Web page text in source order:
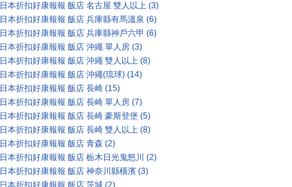
日本折扣好康報報 飯店 名古屋 雙人以上 (3)
日本折扣好康報報 飯店 兵庫縣有馬溫泉 (6)
日本折扣好康報報 飯店 兵庫縣神戶六甲 (6)
日本折扣好康報報 飯店 沖繩 單人房 (3)
日本折扣好康報報 飯店 沖繩 雙人以上 (8)
日本折扣好康報報 飯店 沖繩(琉球) (14)
日本折扣好康報報 飯店 長崎 (15)
日本折扣好康報報 飯店 長崎 單人房 (7)
日本折扣好康報報 飯店 長崎 豪斯登堡 (5)
日本折扣好康報報 飯店 長崎 雙人以上 (8)
日本折扣好康報報 飯店 青森 (2)
日本折扣好康報報 飯店 栃木日光鬼怒川 (2)
日本折扣好康報報 飯店 神奈川縣橫濱 (3)
日本折扣好康報報 飯店 茨城 (2)